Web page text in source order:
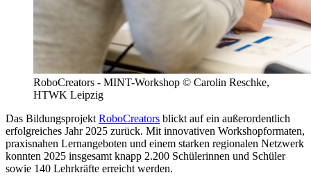
RoboCreators - MINT-Workshop © Carolin Reschke,
HTWK Leipzig
Das Bildungsprojekt RoboCreators blickt auf ein außerordentlich
erfolgreiches Jahr 2025 zurück. Mit innovativen Workshopformaten,
praxisnahen Lernangeboten und einem starken regionalen Netzwerk
konnten 2025 insgesamt knapp 2.200 Schülerinnen und Schüler
sowie 140 Lehrkräfte erreicht werden.